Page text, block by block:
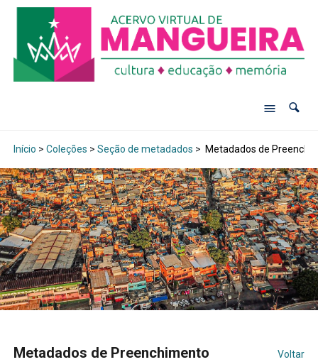
Início > Coleções > Seção de metadados > Metadados de
Metadados de Preenchimento Voltar